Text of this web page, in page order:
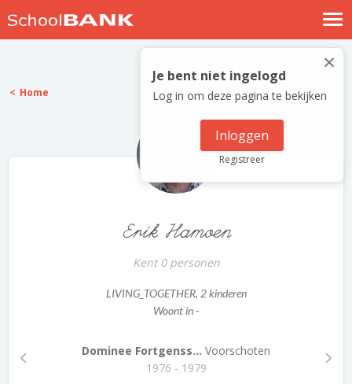
Nostalgische verhalen
Log in
Meld je gratis aan
×
Je bent niet ingelogd
Log in om deze pagina te bekijken
Inloggen
Registreer
Home
Erik Hamoen
Kent 0 personen
LIVING_TOGETHER, 2 kinderen
Woont in -
Dominee Fortgenss... Voorschoten
1976 - 1979